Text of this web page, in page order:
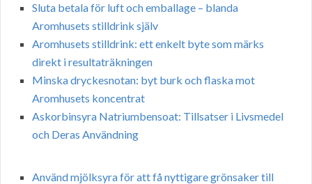
Sluta betala för luft och emballage – blanda
Aromhusets stilldrink själv
Aromhusets stilldrink: ett enkelt byte som märks
direkt i resultaträkningen
Minska dryckesnotan: byt burk och flaska mot
Aromhusets koncentrat
Askorbinsyra Natriumbensoat: Tillsatser i Livsmedel
och Deras Användning
Använd mjölksyra för att få nyttigare grönsaker till